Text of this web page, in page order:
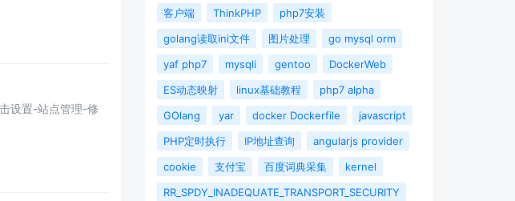
客户端 ThinkPHP
php7安装
golang读取ini文件
图片处理
go mysql orm
yaf php7
mysqli gentoo
DockerWeb
ES动态映射
linux基础教程
php7 alpha
GOlang
yar docker Dockerfile
javascript
PHP定时执行
IP地址查询
angularjs provider
cookie
支付宝 百度词典采集
kernel
RR_SPDY_INADEQUATE_TRANSPORT_SECURITY